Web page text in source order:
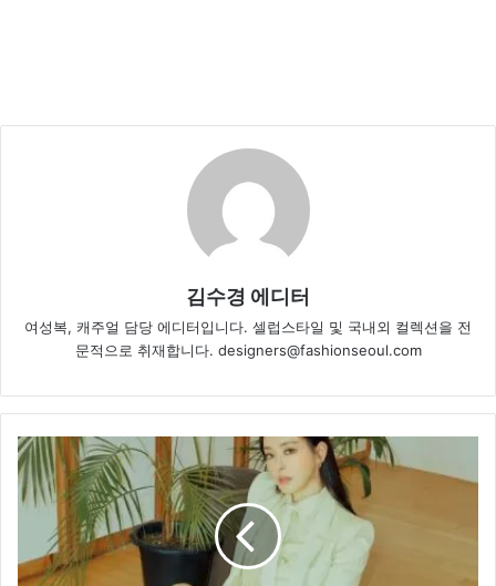
김수경 에디터
여성복, 캐주얼 담당 에디터입니다. 셀럽스타일 및 국내외 컬렉션을 전
문적으로 취재합니다. designers@fashionseoul.com
우
아
한
스